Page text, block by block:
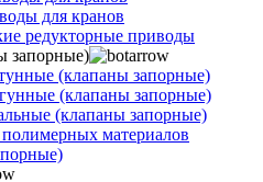
для кранов
редукторные приводы
запорные)
(клапаны запорные)
(клапаны запорные)
(клапаны запорные)
материалов